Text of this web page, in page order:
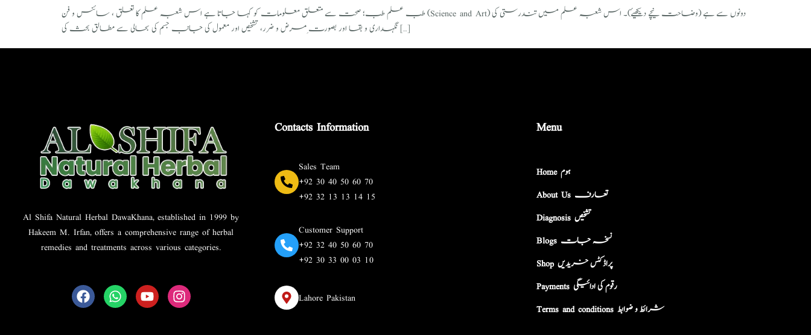
طب علم طب؛ صحت سے متعلق معلومات کو کہا جاتا ہے اس شعبہ علم کا تعلق ، سائنس و فن (Science and Art) دونوں سے ہے (وضاحت نیچے دیکھیۓ)۔ اس شعبہ علم میں تندرستی کی
نگہداری و بقا اور بصورت ِمرض و ضرر، تشخیص اور معمول کی جانب جسم کی بحالی سے مطالق بحث کی […]
Al Shifa Natural Herbal DawaKhana, established in 1999 by
Hakeem M. Irfan, offers a comprehensive range of herbal
remedies and treatments across various categories.
Contacts Information
Sales Team
+92 30 40 50 60 70
+92 32 13 13 14 15
Customer Support
+92 32 40 50 60 70
+92 30 33 00 03 10
Lahore Pakistan
Menu
Home ہوم
About Us تعارف
Diagnosis تشخیص
Blogs نسخہ جات
Shop پراڈکٹس خریدیں
Payments رقوم کی ادائیگی
Terms and conditions شرائط و ضوابط